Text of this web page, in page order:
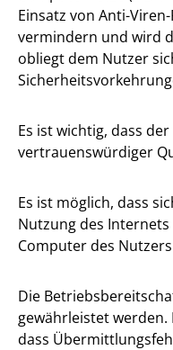
Einsatz von Anti-
vermindern und wird
obliegt dem Nutzer
Es ist wichtig, dass
vertrauenswürdiger
Es ist möglich, dass
Nutzung des
Computer des
Die
gewährleistet
dass